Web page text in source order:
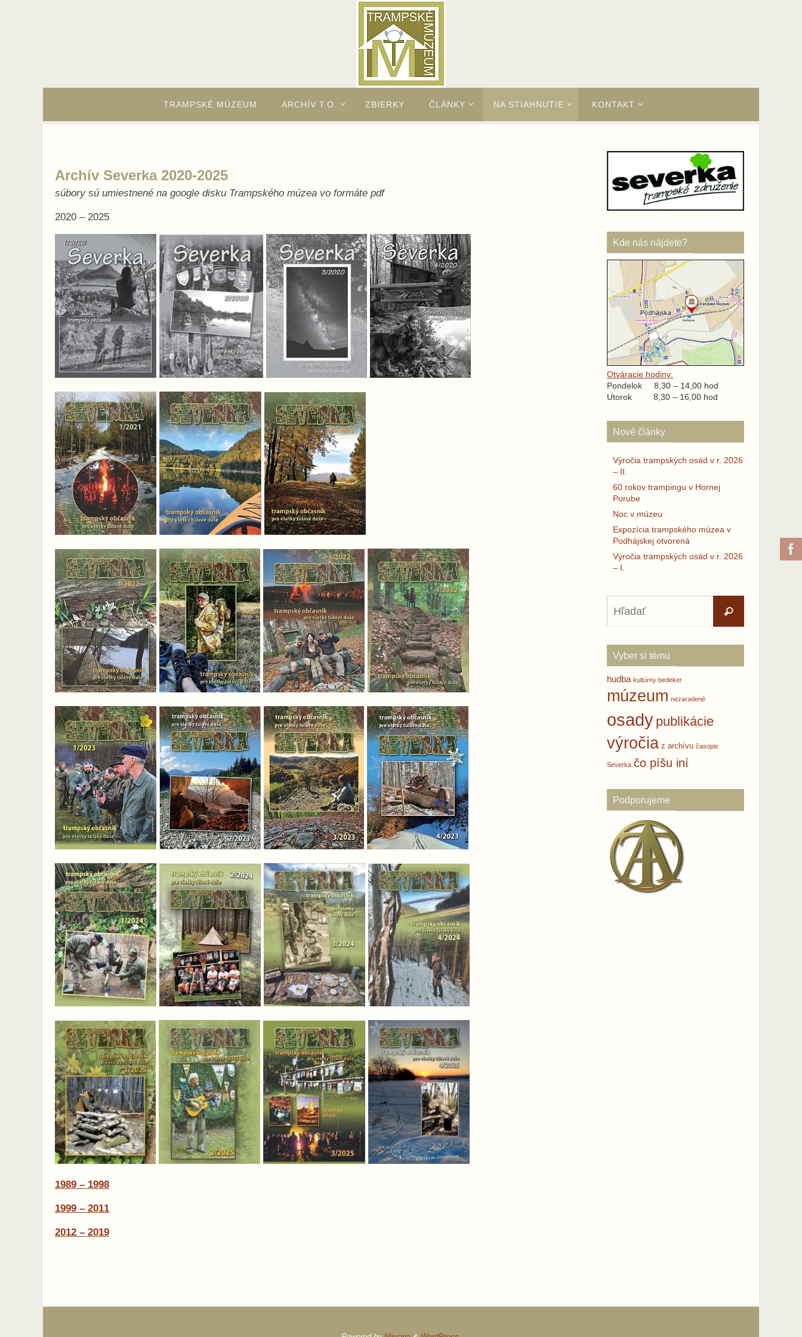
TRAMPSKÉ MÚZEUM ARCHÍV T.O. ZBIERKY ČLÁNKY NA STIAHNUTIE KONTAKT
Archív Severka 2020-2025
súbory sú umiestnené na google disku Trampského múzea vo formáte pdf
2020 – 2025
1989 – 1998
1999 – 2011
2012 – 2019
Kde nás nájdete?
Otváracie hodiny:
Pondelok 8,30 – 14,00 hod
Utorok 8,30 – 16,00 hod
Nové články
Výročia trampských osád v r. 2026
– II.
60 rokov trampingu v Hornej
Porube
Noc v múzeu
Expozícia trampského múzea v
Podhájskej otvorená
Výročia trampských osád v r. 2026
– I.
Hľadať
Vyber si tému
hudba kultúrny bedeker
múzeum nezaradené
osady publikácie
výročia z archívu časopis
Severka čo píšu iní
Podporujeme